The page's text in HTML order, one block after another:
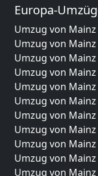
Europa-
Umzug von
Umzug von
Umzug von
Umzug von
Umzug von
Umzug von
Umzug von
Umzug von
Umzug von
Umzug von
Umzug von